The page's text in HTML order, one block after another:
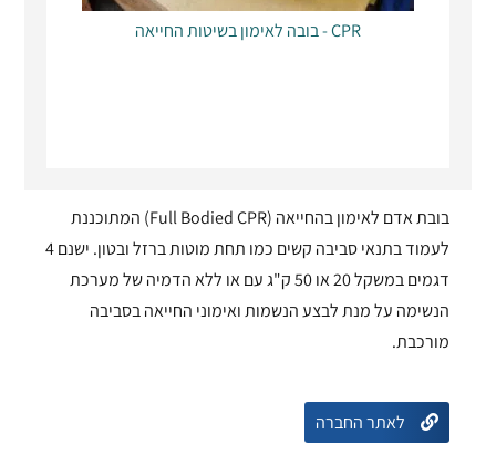
בובה לאימון בשיטות החייאה - CPR
בובת אדם לאימון בהחייאה (Full Bodied CPR) המתוכננת
לעמוד בתנאי סביבה קשים כמו תחת מוטות ברזל ובטון. ישנם 4
דגמים במשקל 20 או 50 ק"ג עם או ללא הדמיה של מערכת
הנשימה על מנת לבצע הנשמות ואימוני החייאה בסביבה
מורכבת.
לאתר החברה